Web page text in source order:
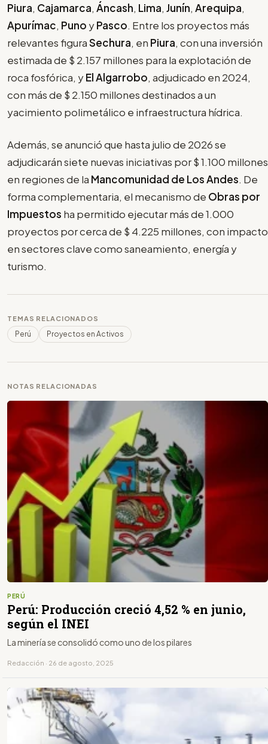
Piura, Cajamarca, Áncash, Lima, Junín, Arequipa,
Apurímac, Puno yPasco. Entre los proyectos más
relevantes figuraSechura, en Piura, con una inversión
estimada de $ 2.157 millones para la explotación de
roca fosfórica, yEl Algarrobo, adjudicado en 2024,
con más de $ 2.150 millones destinados a un
yacimiento polimetálico e infraestructura hídrica.
Además, se anunció que hasta julio de 2026 se
adjudicarán siete nuevas iniciativas por $ 1.100 millones
en regiones de la Mancomunidad de Los Andes. De
forma complementaria, el mecanismo de Obras por
Impuestos ha permitido ejecutar más de 1.000
proyectos por cerca de $ 4.225 millones, con impacto
en sectores clave como saneamiento, energía y
turismo.
TEMAS RELACIONADOS
Perú Proyectos en Activos
NOTAS RELACIONADAS
PERÚ
Perú: Producción creció 4,52 % en junio,
según el INEI
La minería se consolidó como uno de los pilares
Redacción · 26 de agosto, 2025